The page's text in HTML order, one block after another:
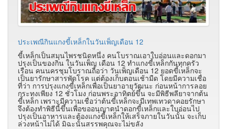
ประเพณีกินแกงขี้เหล็กในวันเพ็ญเดือน 12
ขี้เหล็กเป็นสมุนไพรชนิดหนึ่ง คนโบราณเอาใบอ่อนและดอกมา
ปรุงเป็นของกิน ในวันเพ็ญ เดือน 12 ทำแกงขี้เหล็กกันทุกครัว
เรือน คนนครชุมโบราณถือว่า วันเพ็ญเดือน 12 ยอดขี้เหล็กจะ
เป็นยารักษาสารพัดโรค แต่ต้องเก็บตอนเช้ามืด โดยมีความเชื่อ
ที่ว่า การปรุงแกงขี้เหล็กเพื่อเป็นยาอายุวัฒนะ ก่อนหน้าการลอย
กระทงเพียง 12 ชั่วโมง ก่อนพระอาทิตย์ขึ้น จะมีพิธีพลียาจากต้น
ขี้เหล็ก เพราะมีความเชื่อว่าต้นขี้เหล็กจะมีเทพเทวดาคอยรักษา
จึงต้องทำพิธีนี้ขึ้นเพื่อขออนุญาตนำดอกขี้เหล็กและใบอ่อนไป
ปรุงเป็นอาหารและต้องแกงขี้เหล็กให้เสร็จภายในวันนั้น จะเก็บ
ล่วงหน้าไม่ได้ มิฉะนั้นสรรพคุณจะไม่ขลัง